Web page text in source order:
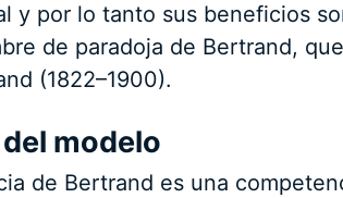
y por lo tanto sus beneficios
de paradoja de Bertrand,
(1822–1900).
modelo
de Bertrand es una